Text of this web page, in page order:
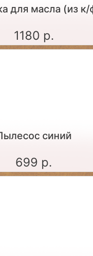
для масла (из к/
1180 р.
синий
699 р.